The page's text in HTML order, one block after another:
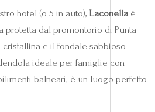
hotel (o 5 in auto), Laconellaè
protetta dal promontorio di Punta
cristallina e il fondale sabbioso
ideale per famiglie con
balneari; è un luogo perfetto